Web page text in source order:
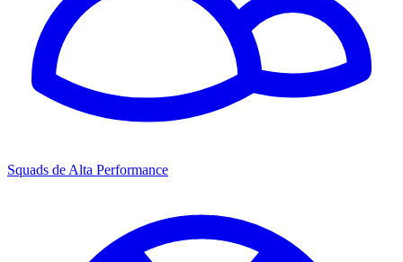
Squads de Alta Performance